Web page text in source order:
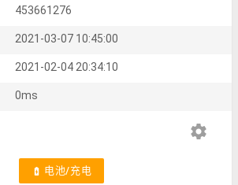
453661276
2021-03-07 10:45:00
2021-02-04 20:34:10
0ms
settings
battery_charging_full 电池/充电